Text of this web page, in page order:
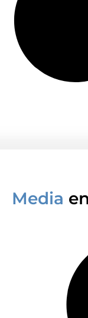
Media